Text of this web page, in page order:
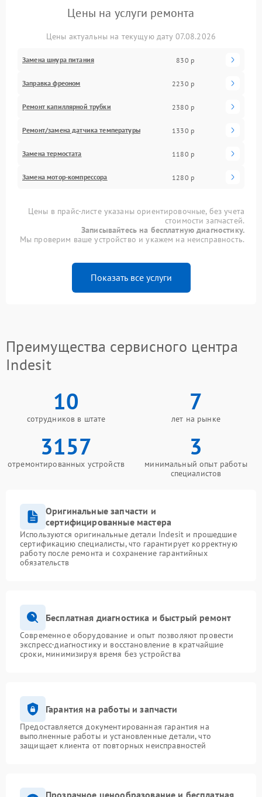
Цены на услуги ремонта
Цены актуальны на текущую дату 07.08.2026
Замена шнура питания 830 р
Заправка фреоном 2230 р
Ремонт капиллярной трубки 2380 р
Ремонт/замена датчика температуры 1330 р
Замена термостата 1180 р
Замена мотор-компрессора 1280 р
Цены в прайс-листе указаны ориентировочные, без учета
стоимости запчастей.
Записывайтесь на бесплатную диагностику.
Мы проверим ваше устройство и укажем на неисправность.
Показать все услуги
Преимущества сервисного центра
Indesit
10
сотрудников в штате
7
лет на рынке
3157
отремонтированных устройств
3
минимальный опыт работы
специалистов
Оригинальные запчасти и
сертифицированные мастера
Используются оригинальные детали Indesit и прошедшие
сертификацию специалисты, что гарантирует корректную
работу после ремонта и сохранение гарантийных
обязательств
Бесплатная диагностика и быстрый ремонт
Современное оборудование и опыт позволяют провести
экспресс-диагностику и восстановление в кратчайшие
сроки, минимизируя время без устройства
Гарантия на работы и запчасти
Предоставляется документированная гарантия на
выполненные работы и установленные детали, что
защищает клиента от повторных неисправностей